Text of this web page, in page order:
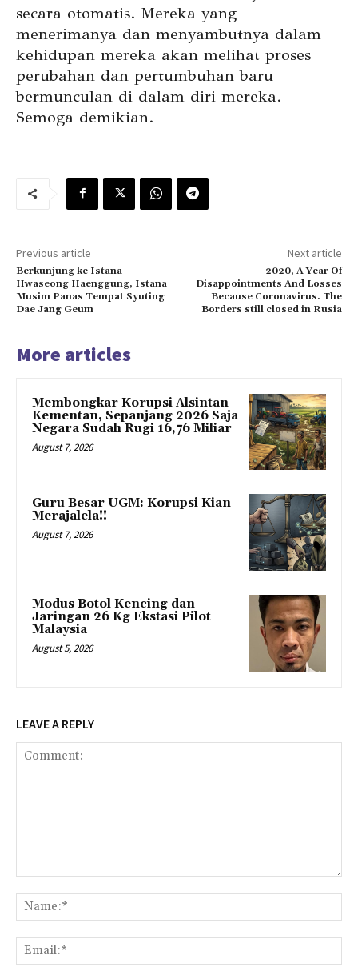
secara otomatis. Mereka yang
menerimanya dan menyambutnya dalam
kehidupan mereka akan melihat proses
perubahan dan pertumbuhan baru
bermunculan di dalam diri mereka.
Semoga demikian.
Previous article
Berkunjung ke Istana
Hwaseong Haenggung, Istana
Musim Panas Tempat Syuting
Dae Jang Geum
Next article
2020, A Year Of
Disappointments And Losses
Because Coronavirus. The
Borders still closed in Rusia
More articles
Membongkar Korupsi Alsintan
Kementan, Sepanjang 2026 Saja
Negara Sudah Rugi 16,76 Miliar
August 7, 2026
Guru Besar UGM: Korupsi Kian
Merajalela!!
August 7, 2026
Modus Botol Kencing dan
Jaringan 26 Kg Ekstasi Pilot
Malaysia
August 5, 2026
LEAVE A REPLY